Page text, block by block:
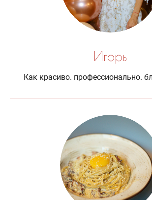
Игорь
Как красиво. профессионально.